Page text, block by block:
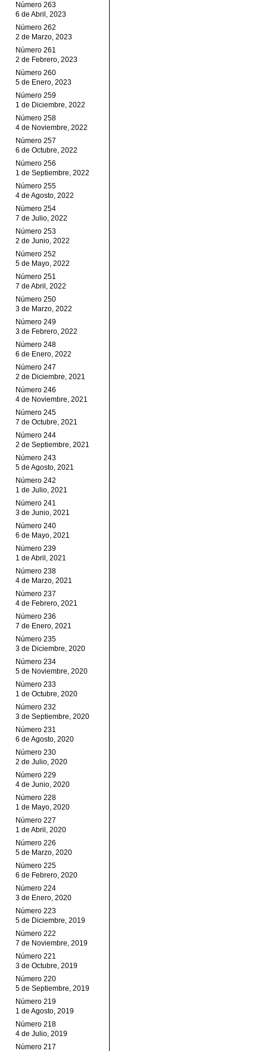
Número 263
6 de Abril, 2023
Número 262
2 de Marzo, 2023
Número 261
2 de Febrero, 2023
Número 260
5 de Enero, 2023
Número 259
1 de Diciembre, 2022
Número 258
4 de Noviembre, 2022
Número 257
6 de Octubre, 2022
Número 256
1 de Septiembre, 2022
Número 255
4 de Agosto, 2022
Número 254
7 de Julio, 2022
Número 253
2 de Junio, 2022
Número 252
5 de Mayo, 2022
Número 251
7 de Abril, 2022
Número 250
3 de Marzo, 2022
Número 249
3 de Febrero, 2022
Número 248
6 de Enero, 2022
Número 247
2 de Diciembre, 2021
Número 246
4 de Noviembre, 2021
Número 245
7 de Octubre, 2021
Número 244
2 de Septiembre, 2021
Número 243
5 de Agosto, 2021
Número 242
1 de Julio, 2021
Número 241
3 de Junio, 2021
Número 240
6 de Mayo, 2021
Número 239
1 de Abril, 2021
Número 238
4 de Marzo, 2021
Número 237
4 de Febrero, 2021
Número 236
7 de Enero, 2021
Número 235
3 de Diciembre, 2020
Número 234
5 de Noviembre, 2020
Número 233
1 de Octubre, 2020
Número 232
3 de Septiembre, 2020
Número 231
6 de Agosto, 2020
Número 230
2 de Julio, 2020
Número 229
4 de Junio, 2020
Número 228
1 de Mayo, 2020
Número 227
1 de Abril, 2020
Número 226
5 de Marzo, 2020
Número 225
6 de Febrero, 2020
Número 224
3 de Enero, 2020
Número 223
5 de Diciembre, 2019
Número 222
7 de Noviembre, 2019
Número 221
3 de Octubre, 2019
Número 220
5 de Septiembre, 2019
Número 219
1 de Agosto, 2019
Número 218
4 de Julio, 2019
Número 217